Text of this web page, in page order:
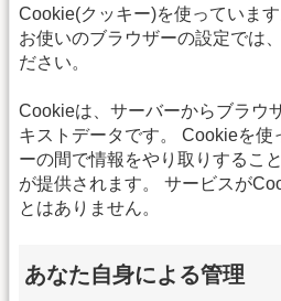
Cookie(クッキー)を使っています
お使いのブラウザーの設定では
ださい。
Cookieは、サーバーからブラウ
キストデータです。 Cookieを使
ーの間で情報をやり取りするこ
が提供されます。 サービスが
とはありません。
あなた自身による管理